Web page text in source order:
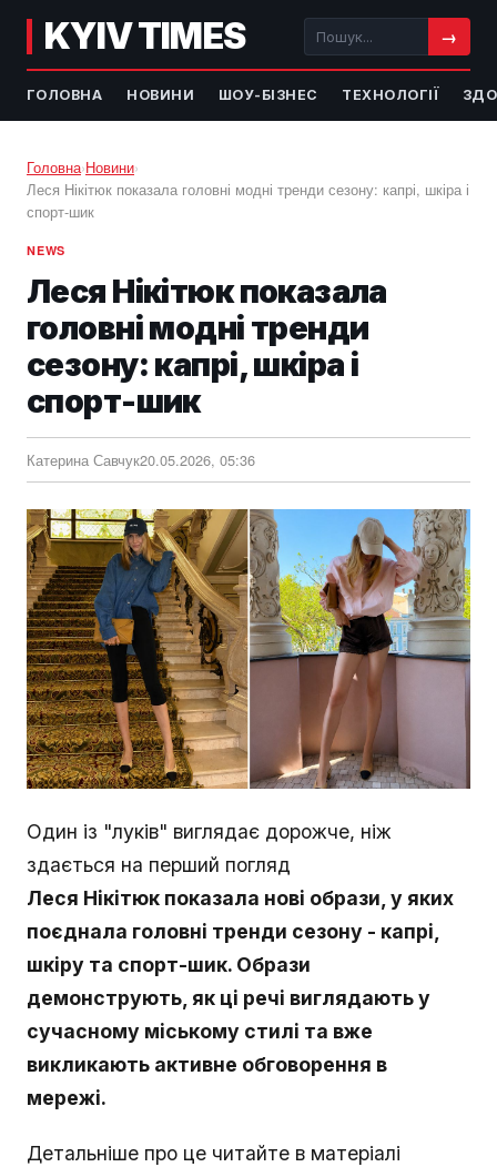
KYIV TIMES →
ГОЛОВНА НОВИНИ ШОУ-БІЗНЕС ТЕХНОЛОГІЇ
Головна›Новини›
Леся Нікітюк показала головні модні тренди сезону: капрі, шкіра і
спорт-шик
NEWS
Леся Нікітюк показала
головні модні тренди
сезону: капрі, шкіра і
спорт-шик
Катерина Савчук20.05.2026, 05:36
Один із "луків" виглядає дорожче, ніж
здається на перший погляд
Леся Нікітюк показала нові образи, у яких
поєднала головні тренди сезону - капрі,
шкіру та спорт-шик. Образи
демонструють, як ці речі виглядають у
сучасному міському стилі та вже
викликають активне обговорення в
мережі.
Детальніше про це читайте в матеріалі